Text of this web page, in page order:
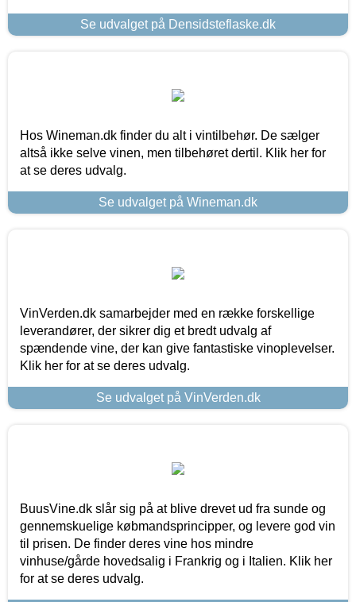
Se udvalget på Densidsteflaske.dk
Hos Wineman.dk finder du alt i vintilbehør. De sælger
altså ikke selve vinen, men tilbehøret dertil. Klik her for
at se deres udvalg.
Se udvalget på Wineman.dk
VinVerden.dk samarbejder med en række forskellige
leverandører, der sikrer dig et bredt udvalg af
spændende vine, der kan give fantastiske vinoplevelser.
Klik her for at se deres udvalg.
Se udvalget på VinVerden.dk
BuusVine.dk slår sig på at blive drevet ud fra sunde og
gennemskuelige købmandsprincipper, og levere god vin
til prisen. De finder deres vine hos mindre
vinhuse/gårde hovedsalig i Frankrig og i Italien. Klik her
for at se deres udvalg.